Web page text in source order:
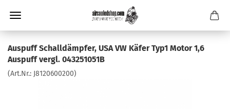
Auspuff Schalldämpfer, USA VW Käfer Typ1 Motor 1,6
Auspuff vergl. 043251051B
(Art.Nr.: J8120600200)